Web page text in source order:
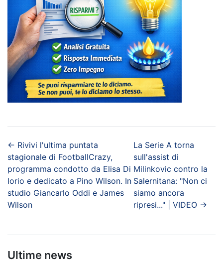
← Rivivi l'ultima puntata
stagionale di FootballCrazy,
programma condotto da Elisa Di
Iorio e dedicato a Pino Wilson. In
studio Giancarlo Oddi e James
Wilson
La Serie A torna
sull'assist di
Milinkovic contro la
Salernitana: "Non ci
siamo ancora
ripresi..." | VIDEO→
Ultime news